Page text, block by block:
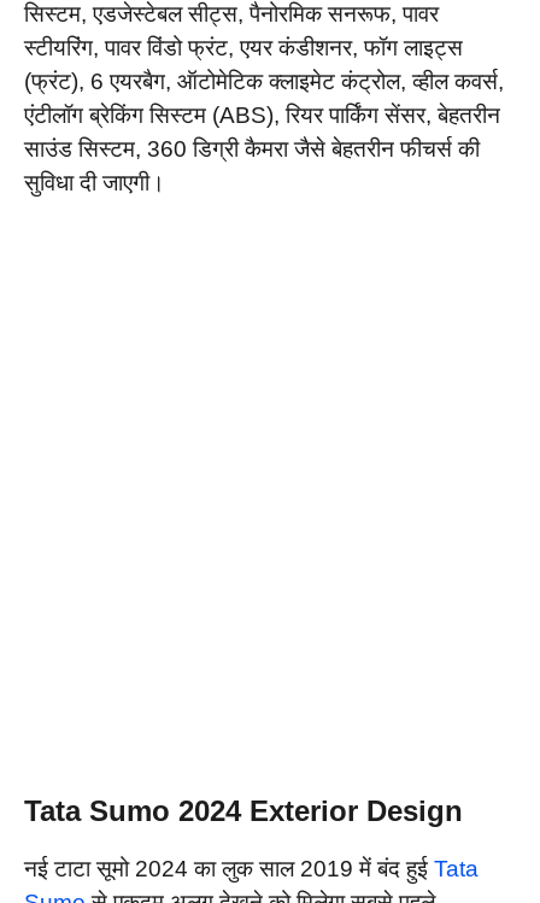
सिस्टम, एडजेस्टेबल सीट्स, पैनोरमिक सनरूफ, पावर
स्टीयरिंग, पावर विंडो फ्रंट, एयर कंडीशनर, फॉग लाइट्स
(फ्रंट), 6 एयरबैग, ऑटोमेटिक क्लाइमेट कंट्रोल, व्हील कवर्स,
एंटीलॉग ब्रेकिंग सिस्टम (ABS), रियर पार्किंग सेंसर, बेहतरीन
साउंड सिस्टम, 360 डिग्री कैमरा जैसे बेहतरीन फीचर्स की
सुविधा दी जाएगी।
Tata Sumo 2024 Exterior Design
नई टाटा सूमो 2024 का लुक साल 2019 में बंद हुई Tata